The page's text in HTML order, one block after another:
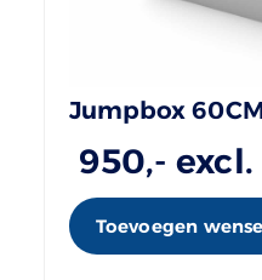
Jumpbox
950,-
Toevoegen